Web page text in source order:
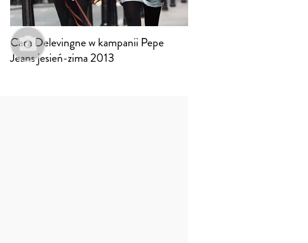
Cara Delevingne w kampanii Pepe
Jeans jesień-zima 2013